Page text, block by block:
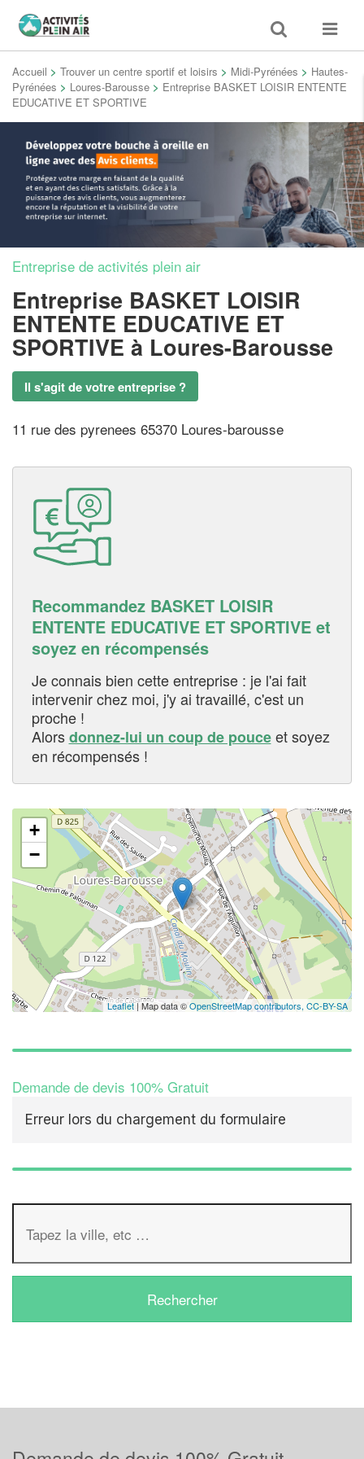
Toggle
search
Toggle
Accueil > Trouver un centre sportif et loisirs > Midi-Pyrénées > Hautes-
Pyrénées > Loures-Barousse > Entreprise BASKET LOISIR ENTENTE
EDUCATIVE ET SPORTIVE
Entreprise de activités plein air
Entreprise BASKET LOISIR
ENTENTE EDUCATIVE ET
SPORTIVE à Loures-Barousse
Il s'agit de votre entreprise ?
11 rue des pyrenees 65370 Loures-barousse
Recommandez BASKET LOISIR
ENTENTE EDUCATIVE ET SPORTIVE et
soyez en récompensés
Je connais bien cette entreprise : je l'ai fait
intervenir chez moi, j'y ai travaillé, c'est un
proche !
Alorsdonnez-lui un coup de pouceet soyez
en récompensés !
+
−
Leaflet| Map data ©OpenStreetMap contributors, CC-BY-SA
Demande de devis 100% Gratuit
Erreur lors du chargement du formulaire